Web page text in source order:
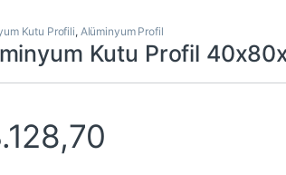
Kutu Profili, Alüminyum Profil
Kutu Profil